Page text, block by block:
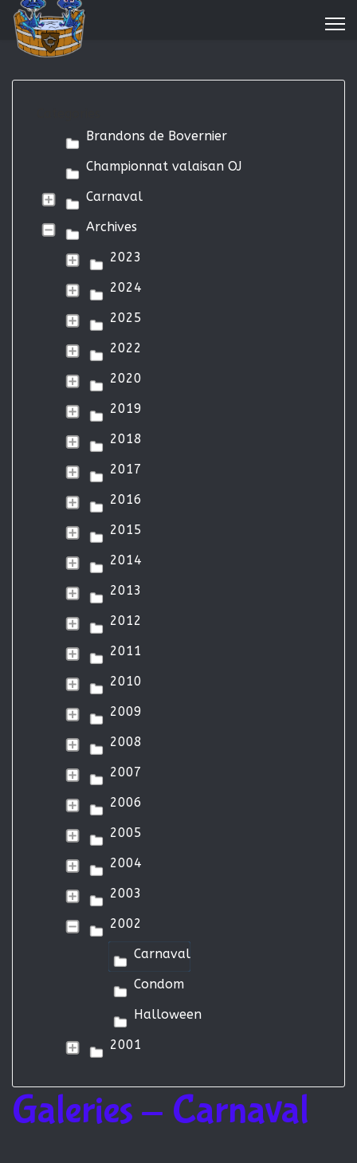
Brandons de Bovernier
Championnat valaisan OJ
Carnaval
Archives
2023
2024
2025
2022
2020
2019
2018
2017
2016
2015
2014
2013
2012
2011
2010
2009
2008
2007
2006
2005
2004
2003
2002
Carnaval
Condom
Halloween
2001
Galeries - Carnaval